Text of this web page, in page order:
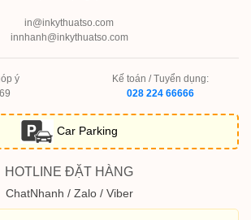
in@inkythuatso.com
innhanh@inkythuatso.com
ý
Kế toán / Tuyển dụng:
028 224 66666
Car Parking
HOTLINE ĐẶT HÀNG
ChatNhanh / Zalo / Viber